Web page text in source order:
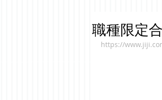
職種限定
https://